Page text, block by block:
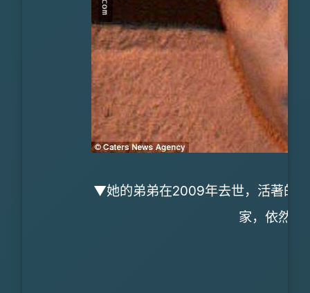
▼她的弟弟在2009年去世，活著的
家，依然無